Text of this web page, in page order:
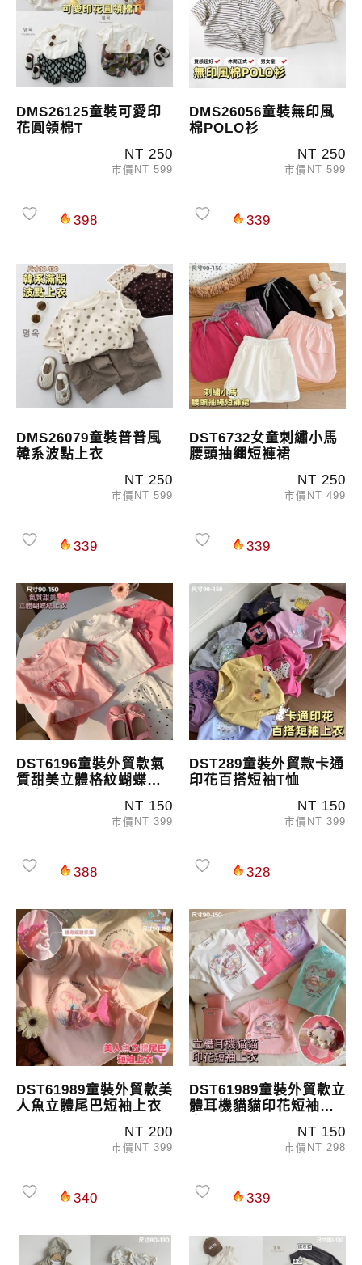
DMS26125童裝可愛印
花圓領棉T
NT 250
市價NT 599
398
DMS26056童裝無印風
棉POLO衫
NT 250
市價NT 599
339
DMS26079童裝普普風
韓系波點上衣
NT 250
市價NT 599
339
DST6732女童刺繡小馬
腰頭抽繩短褲裙
NT 250
市價NT 499
339
DST6196童裝外貿款氣
質甜美立體格紋蝴蝶結
NT 150
市價NT 399
388
DST289童裝外貿款卡通
印花百搭短袖T恤
NT 150
市價NT 399
328
DST61989童裝外貿款美
人魚立體尾巴短袖上衣
NT 200
市價NT 399
340
DST61989童裝外貿款立
體耳機貓貓印花短袖上
NT 150
市價NT 298
339